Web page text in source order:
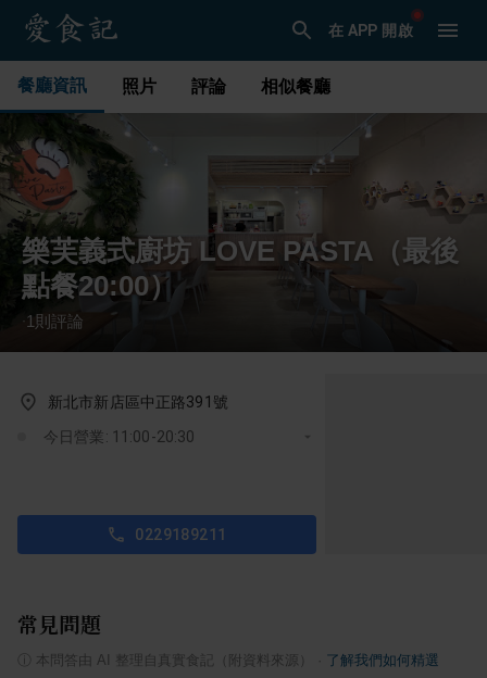
在 APP 開啟
餐廳資訊 照片 評論 相似餐廳
樂芙義式廚坊 LOVE PASTA（最後
點餐20:00）
· 1 則評論
新北市新店區中正路391號
今日營業: 11:00-20:30
0229189211
常見問題
本問答由 AI 整理自真實食記（附資料來源） 了解我們如何精選